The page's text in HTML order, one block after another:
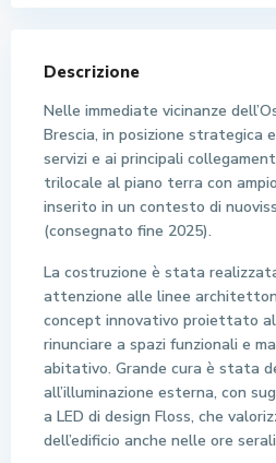
Descrizione
Nelle immediate vicinanze
Brescia, in posizione strategica
servizi e ai principali
trilocale al piano terra con
inserito in un contesto di
(consegnato fine 2025).
La costruzione è stata
attenzione alle linee
concept innovativo proiettato
rinunciare a spazi funzionali e
abitativo. Grande cura è stata
all’illuminazione esterna, con
a LED di design Floss, che
dell’edificio anche nelle ore